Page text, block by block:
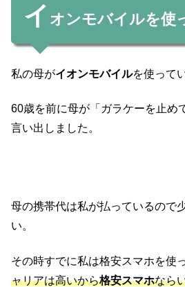
イ オンモバイルを使
私の母がイオンモバイルを使って
60歳を前に母が「ガラケーを止め
言い出しました。
母の携帯代は私が払っているので
い。
その時すでに私は格安スマホを使
ャリアは高いから格安スマホなら